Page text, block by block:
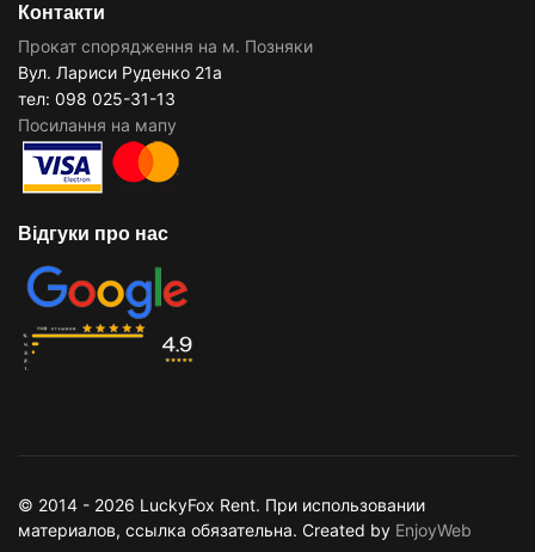
Контакти
Прокат спорядження на м. Позняки
Вул. Лариси Руденко 21а
тел: 098 025-31-13
Посилання на мапу
Відгуки про нас
© 2014 - 2026 LuckyFox Rent. При использовании
материалов, ссылка обязательна. Created by EnjoyWeb